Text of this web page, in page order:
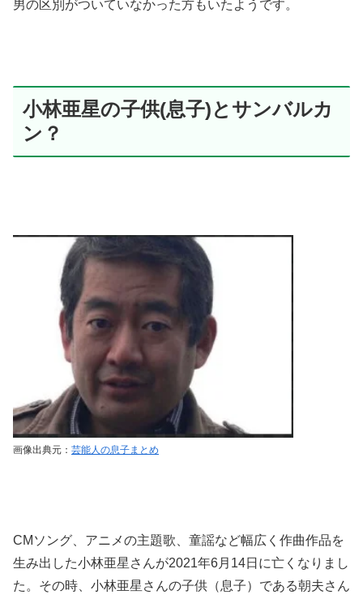
男の区別がついていなかった方もいたようです。
小林亜星の子供(息子)とサンバルカ
ン？
画像出典元： 芸能人の息子まとめ
CMソング、アニメの主題歌、童謡など幅広く作曲作品を
生み出した小林亜星さんが2021年6月14日に亡くなりまし
た。その時、小林亜星さんの子供（息子）である朝夫さん